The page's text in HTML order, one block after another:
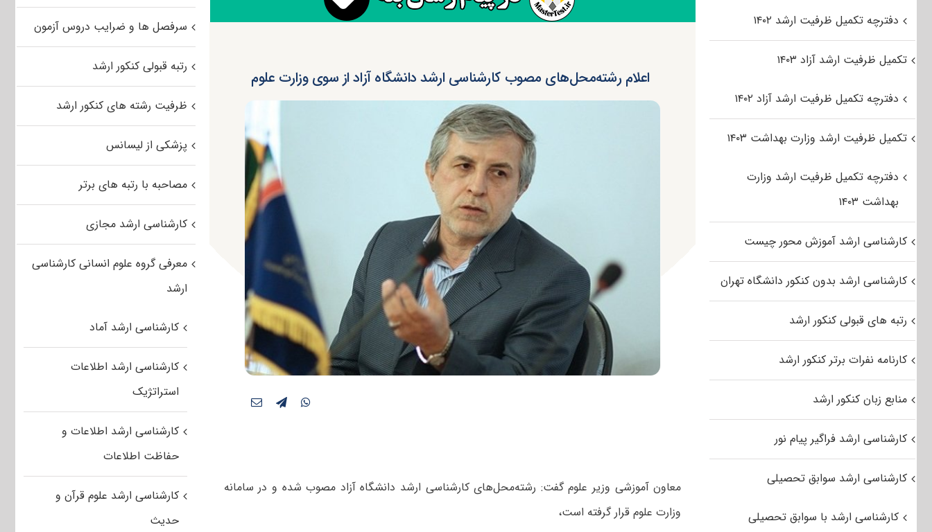
اعلام رشته‌محل‌های مصوب کارشناسی ارشد دانشگاه آزاد از سوی وزارت علوم
معاون آموزشی وزیر علوم گفت: رشته‌محل‌های کارشناسی ارشد دانشگاه آزاد مصوب شده و در سامانه
وزارت علوم قرار گرفته است،
سرفصل ها و ضرایب دروس آزمون
رتبه قبولی کنکور ارشد
ظرفیت رشته های کنکور ارشد
پزشکی از لیسانس
مصاحبه با رتبه های برتر
کارشناسی ارشد مجازی
معرفی گروه علوم انسانی کارشناسی
ارشد
کارشناسی ارشد آماد
کارشناسی ارشد اطلاعات
استراتژیک
کارشناسی ارشد اطلاعات و
حفاظت اطلاعات
کارشناسی ارشد علوم قرآن و
حدیث
دفترچه تکمیل ظرفیت ارشد ۱۴۰۲
تکمیل ظرفیت ارشد آزاد ۱۴۰۳
دفترچه تکمیل ظرفیت ارشد آزاد ۱۴۰۲
تکمیل ظرفیت ارشد وزارت بهداشت ۱۴۰۳
دفترچه تکمیل ظرفیت ارشد وزارت
بهداشت ۱۴۰۳
کارشناسی ارشد آموزش محور چیست
کارشناسی ارشد بدون کنکور دانشگاه تهران
رتبه های قبولی کنکور ارشد
کارنامه نفرات برتر کنکور ارشد
منابع زبان کنکور ارشد
کارشناسی ارشد فراگیر پیام نور
کارشناسی ارشد سوابق تحصیلی
کارشناسی ارشد با سوابق تحصیلی